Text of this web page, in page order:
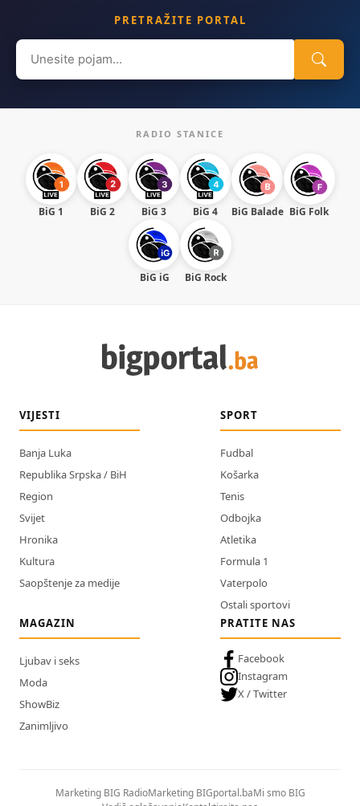
PRETRAŽITE PORTAL
Search
for:
RADIO STANICE
BiG 1 BiG 2 BiG 3 BiG 4 BiG Balade BiG Folk
BiG iG BiG Rock
VIJESTI
Banja Luka
Republika Srpska / BiH
Region
Svijet
Hronika
Kultura
Saopštenje za medije
SPORT
Fudbal
Košarka
Tenis
Odbojka
Atletika
Formula 1
Vaterpolo
Ostali sportovi
MAGAZIN
Ljubav i seks
Moda
ShowBiz
Zanimljivo
PRATITE NAS
Facebook
Instagram
X / Twitter
Marketing BIG RadioMarketing BIGportal.baMi smo BIG